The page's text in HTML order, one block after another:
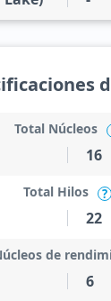
Total Núcleos
16
Total Hilos ?
22
de
6